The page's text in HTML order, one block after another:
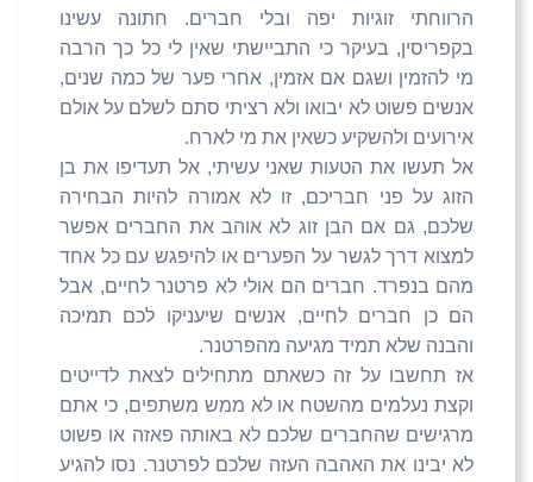
הרווחתי זוגיות יפה ובלי חברים. חתונה עשינו
בקפריסין, בעיקר כי התביישתי שאין לי כל כך הרבה
מי להזמין ושגם אם אזמין, אחרי פער של כמה שנים,
אנשים פשוט לא יבואו ולא רציתי סתם לשלם על אולם
אירועים ולהשקיע כשאין את מי לארח.
אל תעשו את הטעות שאני עשיתי, אל תעדיפו את בן
הזוג על פני חבריכם, זו לא אמורה להיות הבחירה
שלכם, גם אם הבן זוג לא אוהב את החברים אפשר
למצוא דרך לגשר על הפערים או להיפגש עם כל אחד
מהם בנפרד. חברים הם אולי לא פרטנר לחיים, אבל
הם כן חברים לחיים, אנשים שיעניקו לכם תמיכה
והבנה שלא תמיד מגיעה מהפרטנר.
אז תחשבו על זה כשאתם מתחילים לצאת לדייטים
וקצת נעלמים מהשטח או לא ממש משתפים, כי אתם
מרגישים שהחברים שלכם לא באותה פאזה או פשוט
לא יבינו את האהבה העזה שלכם לפרטנר. נסו להגיע